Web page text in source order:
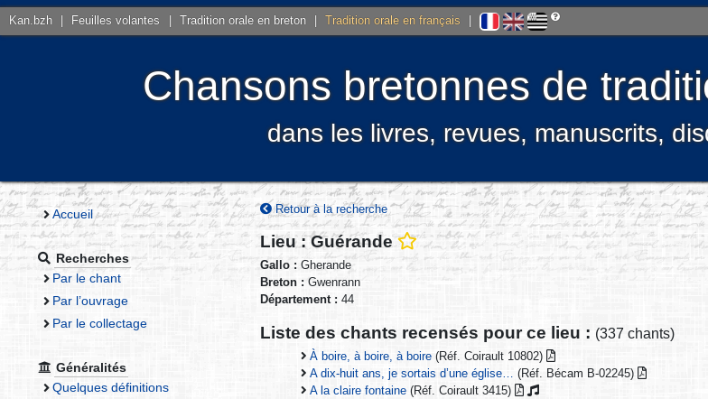
Kan.bzh Feuilles volantes Tradition orale en breton Tradition orale en français
Chansons bretonnes de
dans les livres, revues, manuscrits,
Accueil
Recherches
Par le chant
Par l’ouvrage
Par le collectage
Généralités
Quelques définitions
Retour à la recherche
Lieu : Guérande
Gallo : Gherande
Breton : Gwenrann
Département : 44
Liste des chants recensés pour ce lieu : (337 chants)
À boire, à boire, à boire (Réf. Coirault 10802)
A dix-huit ans, je sortais d’une église…
(Réf. Bécam B-02245)
A la claire fontaine (Réf. Coirault 3415)